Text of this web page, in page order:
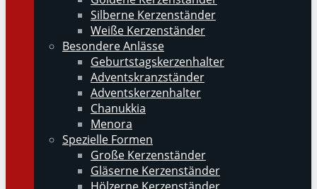
Silberne Kerzenständer
Weiße Kerzenständer
Besondere Anlässe
Geburtstagskerzenhalter
Adventskranzständer
Adventskerzenhalter
Chanukkia
Menora
Spezielle Formen
Große Kerzenständer
Gläserne Kerzenständer